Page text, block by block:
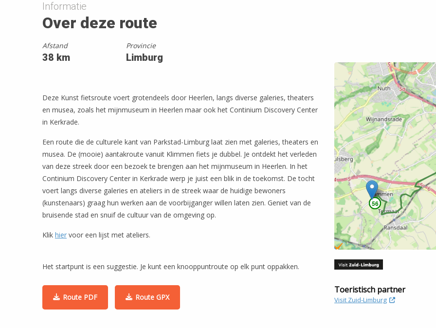
Informatie
Over deze route
Afstand
38 km
Provincie
Limburg
Deze Kunst fietsroute voert grotendeels door Heerlen, langs diverse galeries, theaters
en musea, zoals het mijnmuseum in Heerlen maar ook het Continium Discovery Center
in Kerkrade.
Een route die de culturele kant van Parkstad-Limburg laat zien met galeries, theaters en
musea. De (mooie) aantakroute vanuit Klimmen fiets je dubbel. Je ontdekt het verleden
van deze streek door een bezoek te brengen aan het mijnmuseum in Heerlen. In het
Continium Discovery Center in Kerkrade werp je juist een blik in de toekomst. De tocht
voert langs diverse galeries en ateliers in de streek waar de huidige bewoners
(kunstenaars) graag hun werken aan de voorbijganger willen laten zien. Geniet van de
bruisende stad en snuif de cultuur van de omgeving op.
Klik hier voor een lijst met ateliers.
Het startpunt is een suggestie. Je kunt een knooppuntroute op elk punt oppakken.
Route PDF Route GPX
56
56
Toeristisch partner
Visit Zuid-Limburg